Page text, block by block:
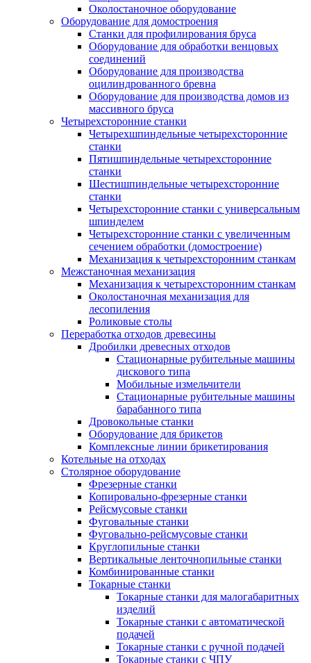
Околостаночное оборудование
Оборудование для домостроения
Станки для профилирования бруса
Оборудование для обработки венцовых
соединений
Оборудование для производства
оцилиндрованного бревна
Оборудование для производства домов из
массивного бруса
Четырехсторонние станки
Четырехшпиндельные четырехсторонние
станки
Пятишпиндельные четырехсторонние
станки
Шестишпиндельные четырехсторонние
станки
Четырехсторонние станки с универсальным
шпинделем
Четырехсторонние станки с увеличенным
сечением обработки (домостроение)
Механизация к четырехсторонним станкам
Межстаночная механизация
Механизация к четырехсторонним станкам
Околостаночная механизация для
лесопиления
Роликовые столы
Переработка отходов древесины
Дробилки древесных отходов
Стационарные рубительные машины
дискового типа
Мобильные измельчители
Стационарные рубительные машины
барабанного типа
Дровокольные станки
Оборудование для брикетов
Комплексные линии брикетирования
Котельные на отходах
Столярное оборудование
Фрезерные станки
Копировально-фрезерные станки
Рейсмусовые станки
Фуговальные станки
Фуговально-рейсмусовые станки
Круглопильные станки
Вертикальные ленточнопильные станки
Комбинированные станки
Токарные станки
Токарные станки для малогабаритных
изделий
Токарные станки с автоматической
подачей
Токарные станки с ручной подачей
Токарные станки с ЧПУ